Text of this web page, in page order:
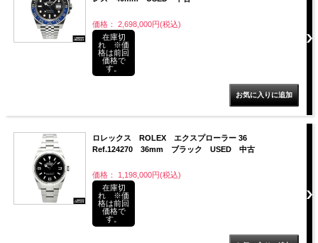
価格： 2,698,000円(税込)
在庫切
れ ※価
格は前回
価格で
す。
ロレックス ROLEX エクスプローラー 36
Ref.124270 36mm ブラック USED 中古
価格： 1,198,000円(税込)
在庫切
れ ※価
格は前回
価格で
す。